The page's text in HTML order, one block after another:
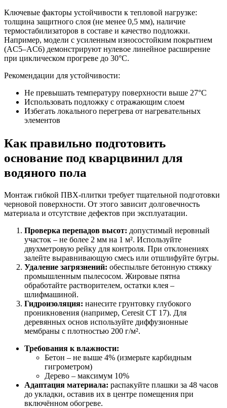
Ключевые факторы устойчивости к тепловой нагрузке:
толщина защитного слоя (не менее 0,5 мм), наличие
термостабилизаторов в составе и качество подложки.
Например, модели с усиленным износостойким покрытием
(AC5–AC6) демонстрируют нулевое линейное расширение
при циклическом прогреве до 30°C.
Рекомендации для устойчивости:
Не превышать температуру поверхности выше 27°C
Использовать подложку с отражающим слоем
Избегать локального перегрева от нагревательных
элементов
Как правильно подготовить
основание под кварцвинил для
водяного пола
Монтаж гибкой ПВХ-плитки требует тщательной подготовки
черновой поверхности. От этого зависит долговечность
материала и отсутствие дефектов при эксплуатации.
Проверка перепадов высот: допустимый неровный
участок – не более 2 мм на 1 м². Используйте
двухметровую рейку для контроля. При отклонениях
залейте выравнивающую смесь или отшлифуйте бугры.
Удаление загрязнений: обеспыльте бетонную стяжку
промышленным пылесосом. Жировые пятна
обработайте растворителем, остатки клея –
шлифмашиной.
Гидроизоляция: нанесите грунтовку глубокого
проникновения (например, Ceresit CT 17). Для
деревянных основ используйте диффузионные
мембраны с плотностью 200 г/м².
Требования к влажности:
Бетон – не выше 4% (измерьте карбидным
гигрометром)
Дерево – максимум 10%
Адаптация материала: распакуйте плашки за 48 часов
до укладки, оставив их в центре помещения при
включённом обогреве.